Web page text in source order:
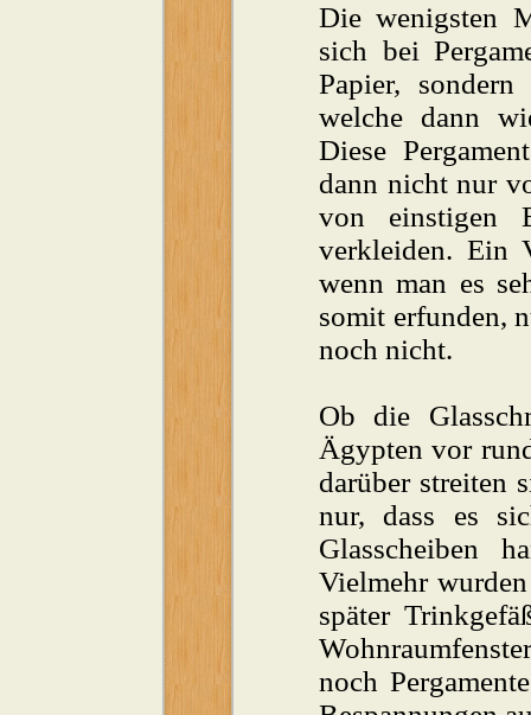
Die wenigsten
sich bei
Papier,
welche dann
Diese
dann nicht nur
von einstigen
verkleiden. Ein
wenn man es
somit erfunden,
noch nicht.
Ob die
Ägypten vor
darüber streiten
nur, dass es
Glasscheiben
Vielmehr
später
noch